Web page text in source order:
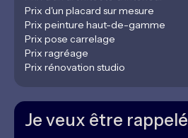
Prix d'un placard sur mesure
Prix peinture haut-de-gamme
Prix pose carrelage
Prix ragréage
Prix rénovation studio
Je veux être rappelé